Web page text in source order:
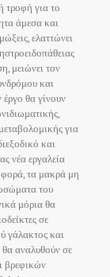
τροφή για το
άμεσα και
ελαττώνει
μειώνει τον
και
έργο θα γίνουν
για
και
νέα εργαλεία
τα μακρά μη
του
μόρια θα
σε
γάλακτος και
αναλυθούν σε
βρεφικών